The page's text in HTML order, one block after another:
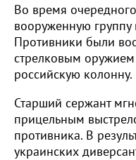
Во время
вооруженную
Противники были
стрелковым
российскую колонну.
Старший сержант
прицельным
противника. В
украинских